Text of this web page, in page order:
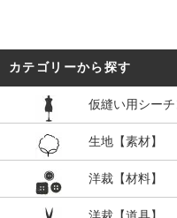
カテゴリーから探す
仮縫い用シー
生地【素材】
洋裁【材料】